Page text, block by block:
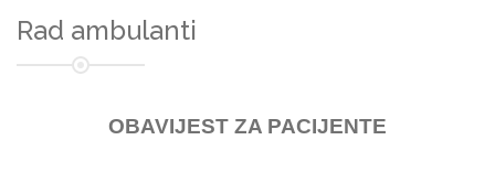
Rad ambulanti
OBAVIJEST ZA PACIJENTE